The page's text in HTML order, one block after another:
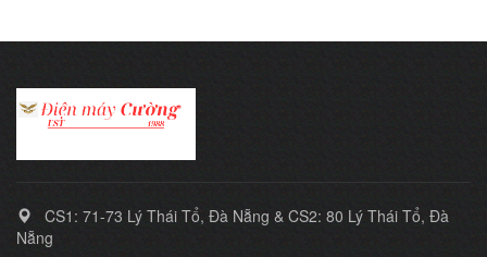
CS1: 71-73 Lý Thái Tổ, Đà Nẵng & CS2: 80 Lý Thái Tổ, Đà
Nẵng